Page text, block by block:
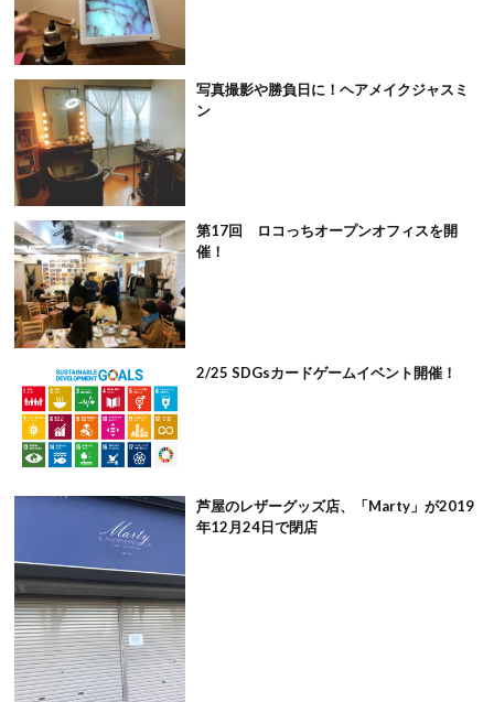
写真撮影や勝負日に！ヘアメイクジャスミ
ン
第17回 ロコっちオープンオフィスを開
催！
2/25 SDGsカードゲームイベント開催！
芦屋のレザーグッズ店、「Marty」が2019
年12月24日で閉店